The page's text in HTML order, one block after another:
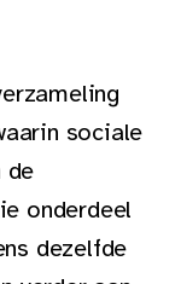
sociale
de
onderdeel
dezelfde